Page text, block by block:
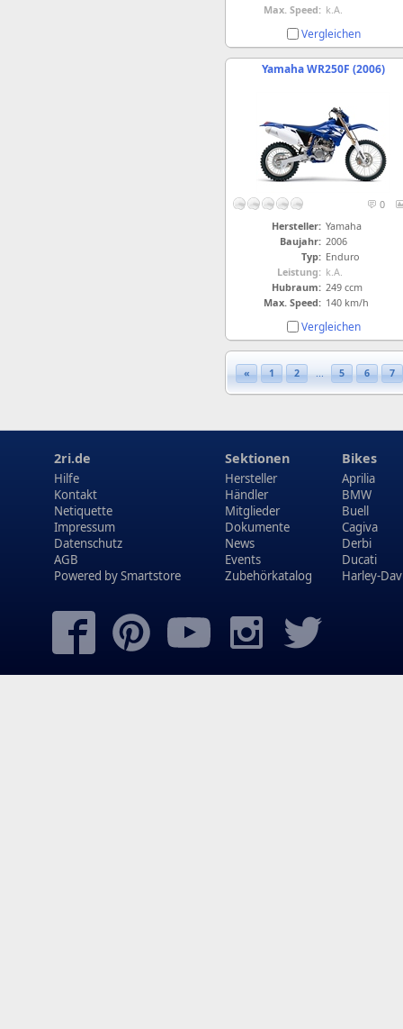
Max. Speed: k.A.
Vergleichen
Yamaha WR250F (2006)
0
Hersteller: Yamaha
Baujahr: 2006
Typ: Enduro
Leistung: k.A.
Hubraum: 249 ccm
Max. Speed: 140 km/h
Vergleichen
« 1 2 ... 5 6 7
2ri.de
Hilfe
Kontakt
Netiquette
Impressum
Datenschutz
AGB
Powered bySmartstore
Sektionen
Hersteller
Händler
Mitglieder
Dokumente
News
Events
Zubehörkatalog
Bikes
Aprilia
BMW
Buell
Cagiva
Derbi
Ducati
Harley-